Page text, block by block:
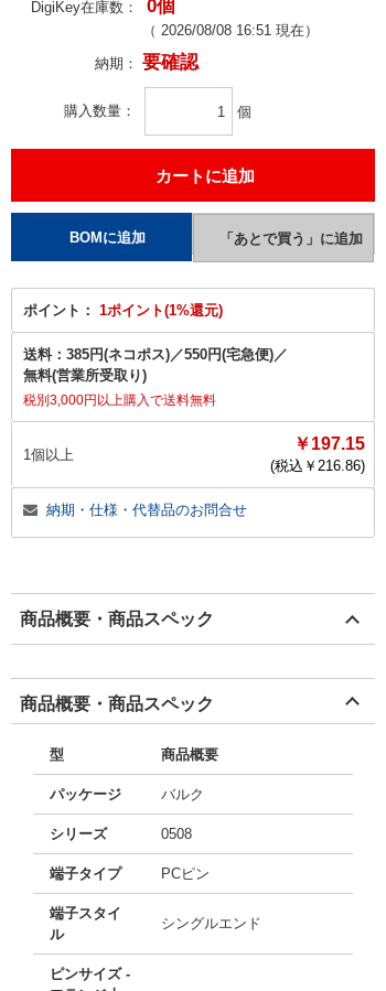
DigiKey在庫数： 0個
（ 2026/08/08 16:51 現在）
納期： 要確認
購入数量 個
ポイント： 1ポイント(1%還元)
送料： 385円(ネコポス)／550円(宅急便)／
無料(営業所受取り)
税別3,000円以上購入で送料無料
1個以上
￥197.15
(税込￥ 216.86)
納期・仕様・代替品のお問合せ
商品概要・商品スペック
商品概要・商品スペック
型 商品概要
パッケージ バルク
シリーズ 0508
端子タイプ PCピン
端子スタイ
ル
シングルエンド
ピンサイズ -